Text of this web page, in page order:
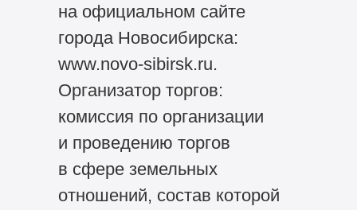
на официальном сайте
города Новосибирска:
www.novo-sibirsk.ru.
Организатор торгов:
комиссия по организации
и проведению торгов
в сфере земельных
отношений, состав которой